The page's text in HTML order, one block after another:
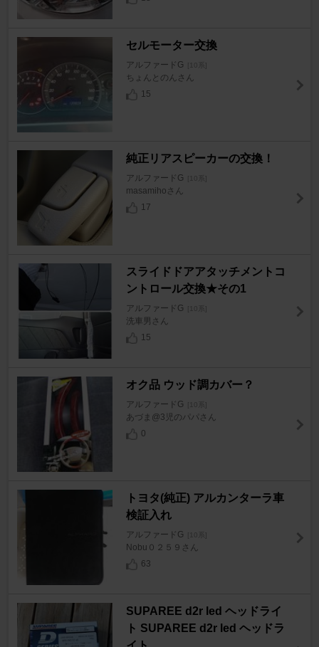
セルモーター交換
アルファードG [10系]
ちょんとのんさん
15
純正リアスピーカーの交換！
アルファードG [10系]
masamihoさん
17
スライドドアアタッチメントコ
ントロール交換★その1
アルファードG [10系]
洗車男さん
15
オク品 ウッド調カバー？
アルファードG [10系]
あづま@3児のパパさん
0
トヨタ(純正) アルカンターラ車
検証入れ
アルファードG [10系]
Nobu０２５９さん
63
SUPAREE d2r led ヘッドライ
ト SUPAREE d2r led ヘッドラ